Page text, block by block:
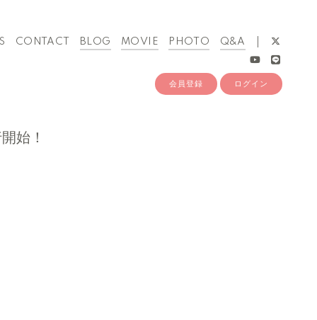
CONTACT BLOG MOVIE PHOTO Q&A
会員登録 ログイン
始！